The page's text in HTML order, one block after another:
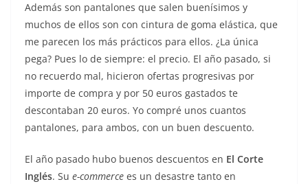
Además son pantalones que salen buenísimos y
muchos de ellos son con cintura de goma elástica, que
me parecen los más prácticos para ellos. ¿La única
pega? Pues lo de siempre: el precio. El año pasado, si
no recuerdo mal, hicieron ofertas progresivas por
importe de compra y por 50 euros gastados te
descontaban 20 euros. Yo compré unos cuantos
pantalones, para ambos, con un buen descuento.
El año pasado hubo buenos descuentos en El Corte
Inglés. Su e-commerce es un desastre tanto en